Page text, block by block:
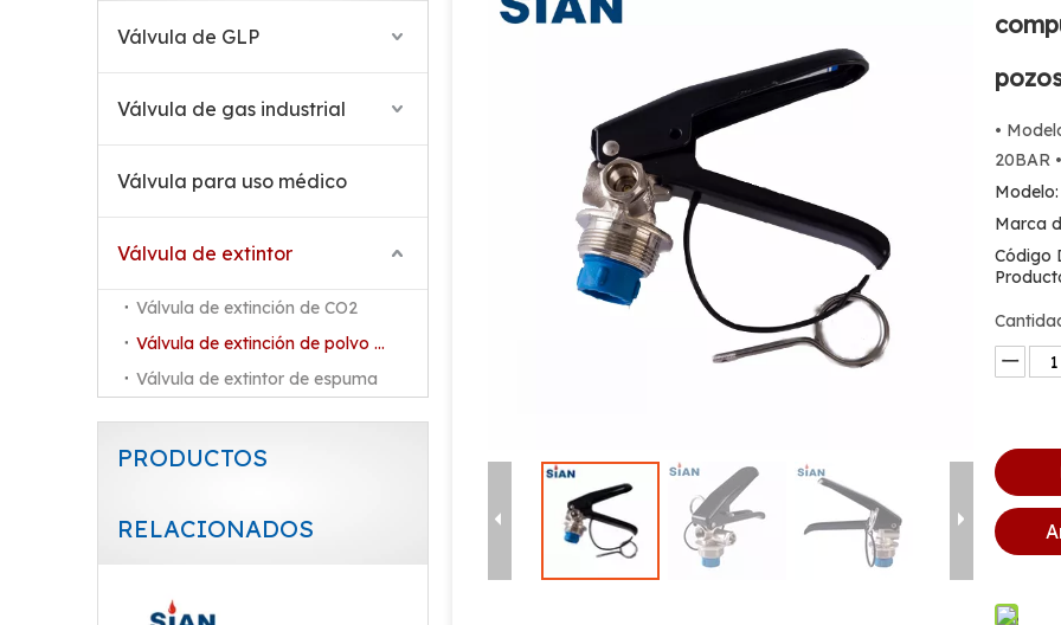
Válvula de GLP
Válvula de gas industrial
Válvula para uso médico
Válvula de extintor
Válvula de extinción de CO2
Válvula de extinción de polvo seco
Válvula de extintor de espuma
PRODUCTOS
RELACIONADOS
•
20BAR
Modelo:
Marca
Código